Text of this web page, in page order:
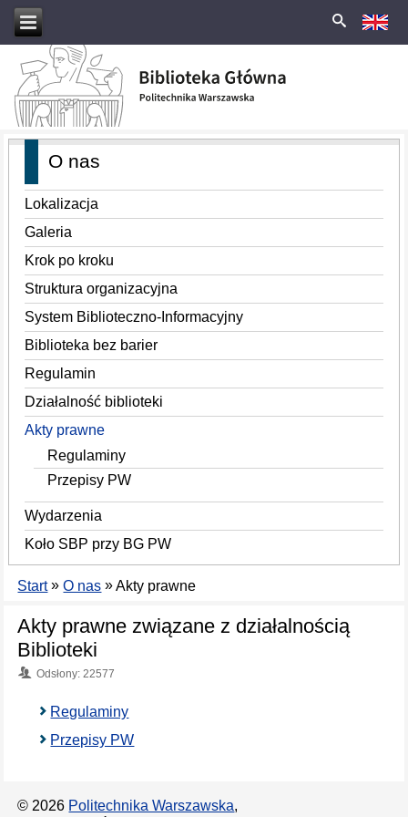
O nas
Lokalizacja
Galeria
Krok po kroku
Struktura organizacyjna
System Biblioteczno-Informacyjny
Biblioteka bez barier
Regulamin
Działalność biblioteki
Akty prawne
Regulaminy
Przepisy PW
Wydarzenia
Koło SBP przy BG PW
Start»O nas » Akty prawne
Akty prawne związane z działalnością
Biblioteki
Odsłony: 22577
Regulaminy
Przepisy PW
© 2026 Politechnika Warszawska,